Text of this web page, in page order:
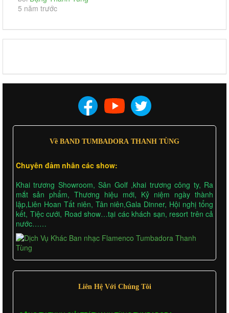
5 năm trước
Về BAND TUMBADORA THANH TÙNG
Chuyên đảm nhân các show:
Khai trương Showroom, Sân Golf ,khai trương công ty, Ra
mắt sản phẩm, Thương hiệu mới, Kỷ niệm ngày thành
lập,Liên Hoan Tất niên, Tân niên,Gala Dinner, Hội nghị tổng
kết, Tiệc cưới, Road show…tại các khách sạn, resort trên cả
nước……
Liên Hệ Với Chúng Tôi